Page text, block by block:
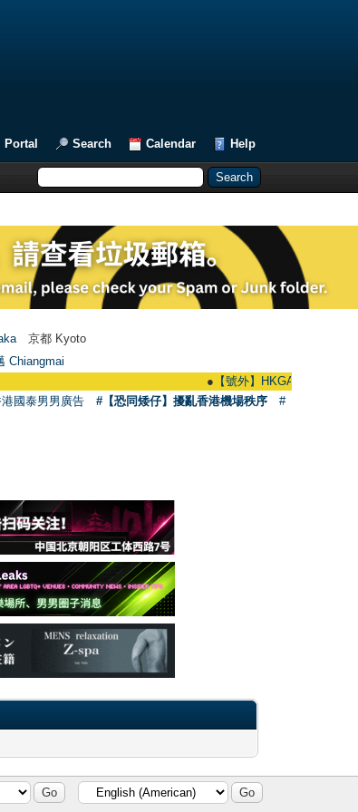
Portal Search Calendar Help
京都 Kyoto
Chiangmai
【號外】HKGAY.net已啟動
國泰男男廣告 #【恐同矮仔】擾亂香港機場秩序
#